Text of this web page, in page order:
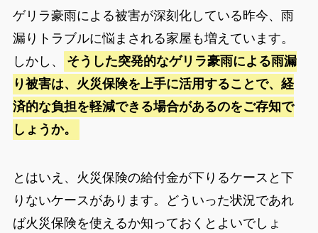
ゲリラ豪雨による被害が深刻化している昨今、雨
漏りトラブルに悩まされる家屋も増えています。
しかし、
そうした突発的なゲリラ豪雨による雨漏
り被害は、火災保険を上手に活用することで、経
済的な負担を軽減できる場合があるのをご存知で
しょうか。
とはいえ、火災保険の給付金が下りるケースと下
りないケースがあります。どういった状況であれ
ば火災保険を使えるか知っておくとよいでしょ